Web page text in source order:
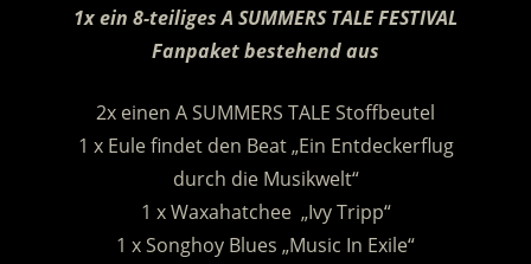
1x ein 8-teiliges A SUMMERS TALE FESTIVAL
Fanpaket bestehend aus
2x einen A SUMMERS TALE Stoffbeutel
1 x Eule findet den Beat „Ein Entdeckerflug
durch die Musikwelt“
1 x Waxahatchee „Ivy Tripp“
1 x Songhoy Blues „Music In Exile“